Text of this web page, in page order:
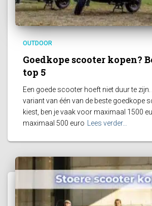
OUTDOOR
Goedkope scooter kopen?
top 5
Een goede scooter hoeft niet duur te
variant van één van de beste goedkope
kiest, ben je vaak voor maximaal 1500
maximaal 500 euro
Lees verder…